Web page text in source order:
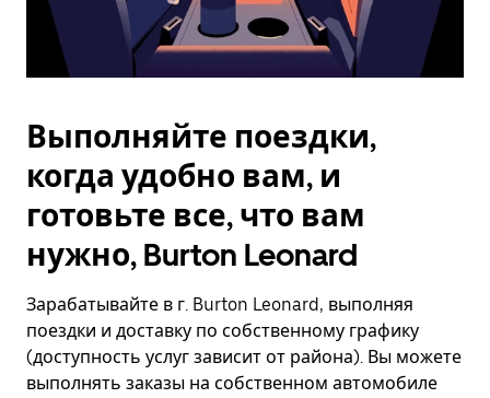
Выполняйте поездки,
когда удобно вам, и
готовьте все, что вам
нужно, Burton Leonard
Зарабатывайте в г. Burton Leonard, выполняя
поездки и доставку по собственному графику
(доступность услуг зависит от района). Вы можете
выполнять заказы на собственном автомобиле